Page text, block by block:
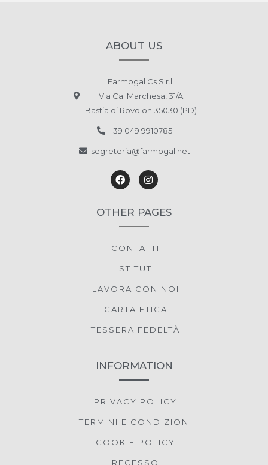
ABOUT US
Farmogal Cs S.r.l.
Via Ca' Marchesa, 31/A
Bastia di Rovolon 35030 (PD)
+39 049 9910785
segreteria@farmogal.net
OTHER PAGES
CONTATTI
ISTITUTI
LAVORA CON NOI
CARTA ETICA
TESSERA FEDELTÀ
INFORMATION
PRIVACY POLICY
TERMINI E CONDIZIONI
COOKIE POLICY
RECESSO